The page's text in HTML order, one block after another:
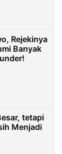
Rejekinya
Banyak
tetapi
Menjadi